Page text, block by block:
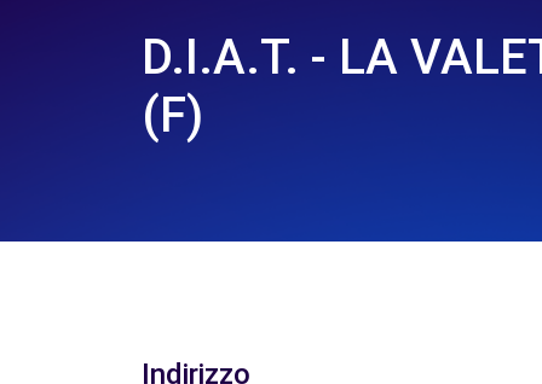
D.I.A.T. - LA
(F)
Indirizzo